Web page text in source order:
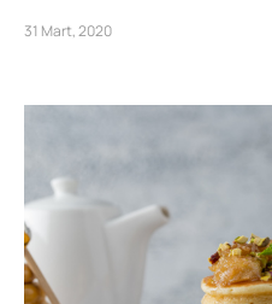
31 Mart, 2020